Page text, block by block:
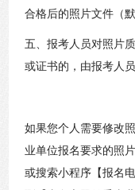
合格后的照片文件（
五、报考人员对照片
或证书的，由报考人员
如果您个人需要修改
业单位报名要求的照
或搜索小程序【报名